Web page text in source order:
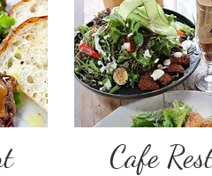
Cafe